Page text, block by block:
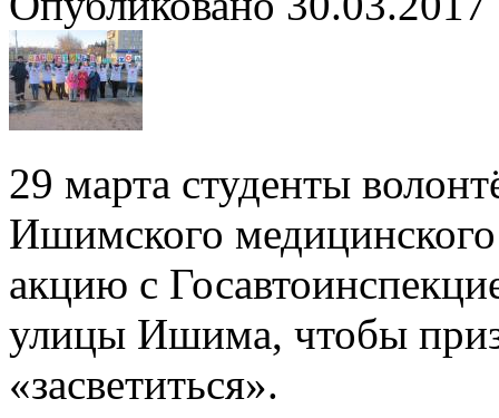
29 марта студенты
Ишимского
акцию с
улицы Ишима, чтобы
«засветиться».